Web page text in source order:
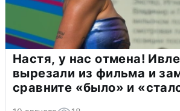
Настя, у нас отмена!
вырезали из фильма и
сравните «было» и